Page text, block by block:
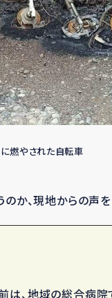
燃やされた自転車
か、現地からの声を
は、地域の総合病